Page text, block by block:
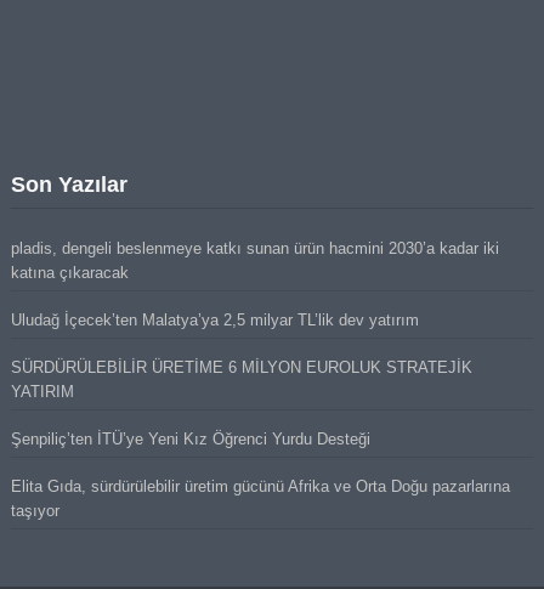
Son Yazılar
pladis, dengeli beslenmeye katkı sunan ürün hacmini 2030’a kadar iki
katına çıkaracak
Uludağ İçecek’ten Malatya’ya 2,5 milyar TL’lik dev yatırım
SÜRDÜRÜLEBİLİR ÜRETİME 6 MİLYON EUROLUK STRATEJİK
YATIRIM
Şenpiliç’ten İTÜ’ye Yeni Kız Öğrenci Yurdu Desteği
Elita Gıda, sürdürülebilir üretim gücünü Afrika ve Orta Doğu pazarlarına
taşıyor